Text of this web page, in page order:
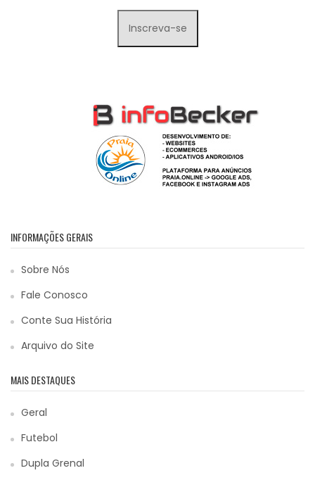
INFORMAÇÕES GERAIS
Sobre Nós
Fale Conosco
Conte Sua História
Arquivo do Site
MAIS DESTAQUES
Geral
Futebol
Dupla Grenal